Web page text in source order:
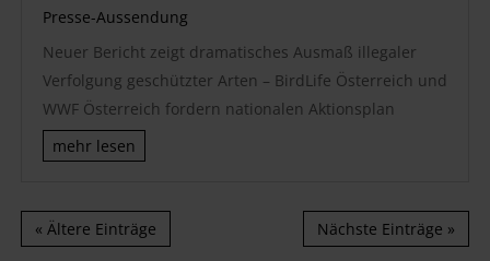
Presse-Aussendung
Neuer Bericht zeigt dramatisches Ausmaß illegaler
Verfolgung geschützter Arten – BirdLife Österreich und
WWF Österreich fordern nationalen Aktionsplan
mehr lesen
« Ältere Einträge Nächste Einträge »